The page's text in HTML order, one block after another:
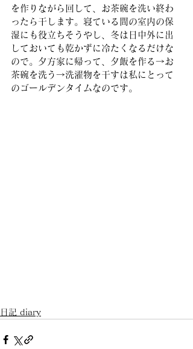
を作りながら回して、お茶碗を洗い終わ
ったら干します。寝ている間の室内の保
湿にも役立ちそうやし、冬は日中外に出
しておいても乾かずに冷たくなるだけな
ので。夕方家に帰って、夕飯を作る→お
茶碗を洗う→洗濯物を干すは私にとって
のゴールデンタイムなのです。
日記 diary